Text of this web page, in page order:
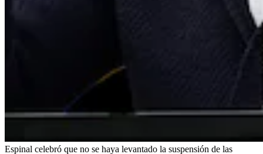
Espinal celebró que no se haya levantado la suspensión de las